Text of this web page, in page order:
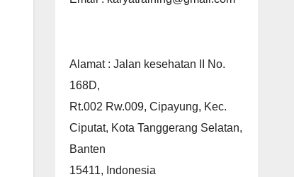
Alamat : Jalan kesehatan II No.
168D,
Rt.002 Rw.009, Cipayung, Kec.
Ciputat, Kota Tanggerang Selatan,
Banten
15411, Indonesia